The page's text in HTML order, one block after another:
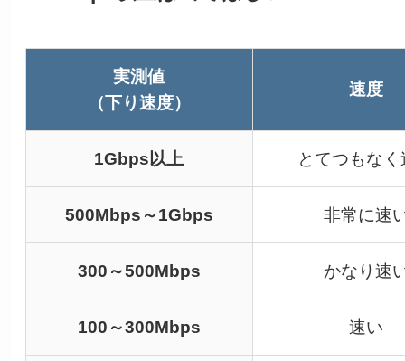
実測値
（下り速度）
速度
1Gbps以上 とてつもな
500Mbps～1Gbps 非常に速
300～500Mbps かなり速
100～300Mbps 速い